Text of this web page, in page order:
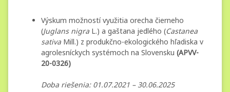
Výskum možností využitia orecha čierneho
(Juglans nigra L.) a gaštana jedlého (Castanea
sativa Mill.) z produkčno-ekologického hľadiska v
agrolesníckych systémoch na Slovensku (APVV-
20-0326)
Doba riešenia: 01.07.2021 – 30.06.2025